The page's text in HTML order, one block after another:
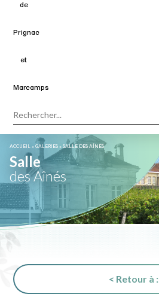
ACCUEIL »GALERIES »SALLE DES AÎNÉS
Salle
des Aînés
< Retour à :